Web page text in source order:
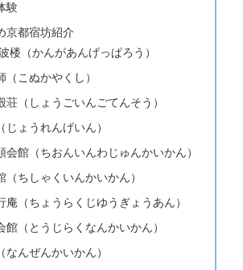
験
京都宿坊紹介
楼（かんがあんげっぱろう）
（こぬかやくし）
荘（しょうごいんごてんそう）
じょうれんげいん）
会館（ちおんいんわじゅんかいかん）
（ちしゃくいんかいかん）
庵（ちょうらくじゆうぎょうあん）
館（とうじらくなんかいかん）
なんぜんかいかん）